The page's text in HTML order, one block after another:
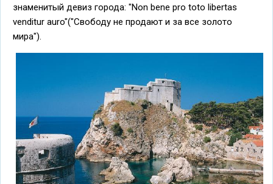
знаменитый девиз города: "Non bene pro toto libertas
venditur auro"("Свободу не продают и за все золото
мира").